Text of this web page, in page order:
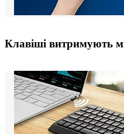
Клавіші витримують